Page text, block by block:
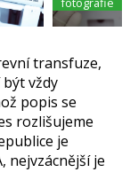
transfuze,
vždy
popis se
rozlišujeme
je
nejvzácnější je